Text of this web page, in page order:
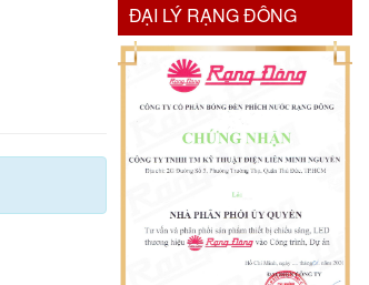
ĐẠI LÝ RẠNG ĐÔNG